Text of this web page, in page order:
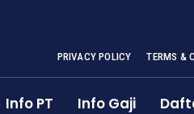
PRIVACY POLICY TERMS &
Info PT Info Gaji